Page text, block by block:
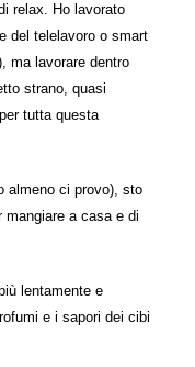
relax. Ho lavorato
del telelavoro o smart
ma lavorare dentro
strano, quasi
tutta questa
almeno ci provo), sto
mangiare a casa e di
lentamente e
e i sapori dei cibi